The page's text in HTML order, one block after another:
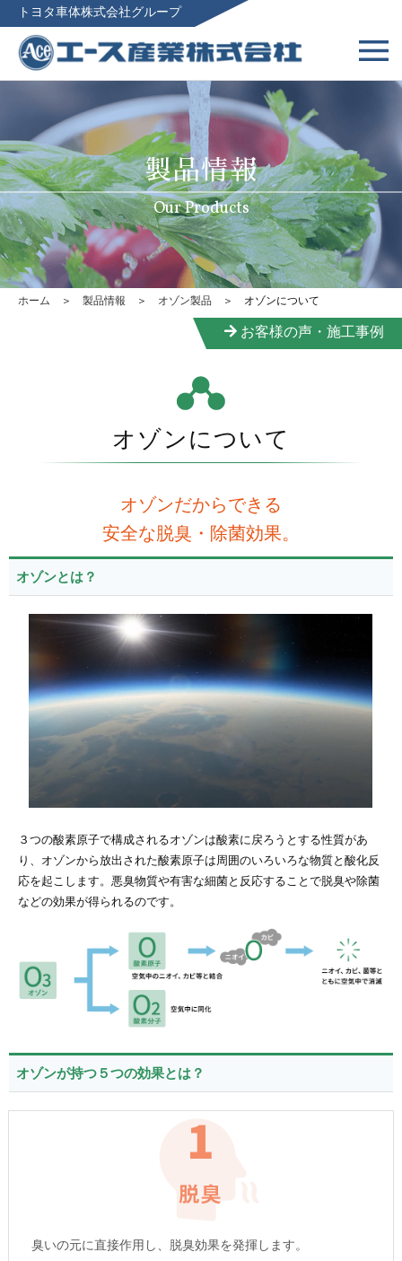
トヨタ車体株式会社グループ
製品情報
Our Products
ホーム ＞ 製品情報 ＞ オゾン製品 ＞ オゾンについて
お客様の声・施工事例
オゾンについて
オゾンだからできる
安全な脱臭・除菌効果。
オゾンとは？
３つの酸素原子で構成されるオゾンは酸素に戻ろうとする性質があ
り、オゾンから放出された酸素原子は周囲のいろいろな物質と酸化反
応を起こします。悪臭物質や有害な細菌と反応することで脱臭や除菌
などの効果が得られるのです。
オゾンが持つ５つの効果とは？
臭いの元に直接作用し、脱臭効果を発揮します。